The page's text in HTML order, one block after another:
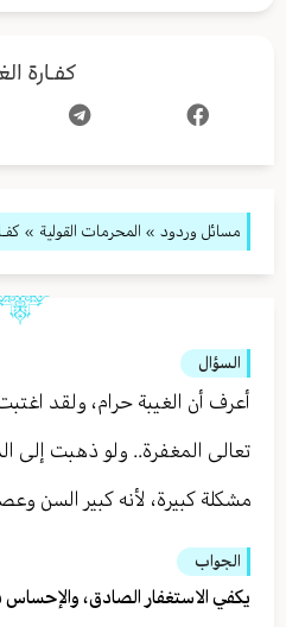
كفـارة
مسائل وردود » المحرمات القولية »
السؤال
أعرف أن الغيبة حرام، ولقد
تعالى المغفرة.. ولو ذهبت إلى
مشكلة كبيرة، لأنه كبير السن
الجواب
يكفي الاستغفار الصادق، والإحساس